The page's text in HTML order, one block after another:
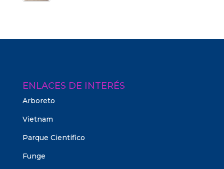
ENLACES DE INTERÉS
Arboreto
Vietnam
Parque Científico
Funge